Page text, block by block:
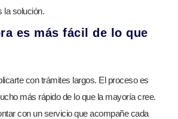
la solución.
es más fácil de lo que
con trámites largos. El proceso es
más rápido de lo que la mayoría cree.
con un servicio que acompañe cada